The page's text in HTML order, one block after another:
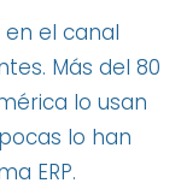
el canal
Más del 80
lo usan
lo han
ERP.